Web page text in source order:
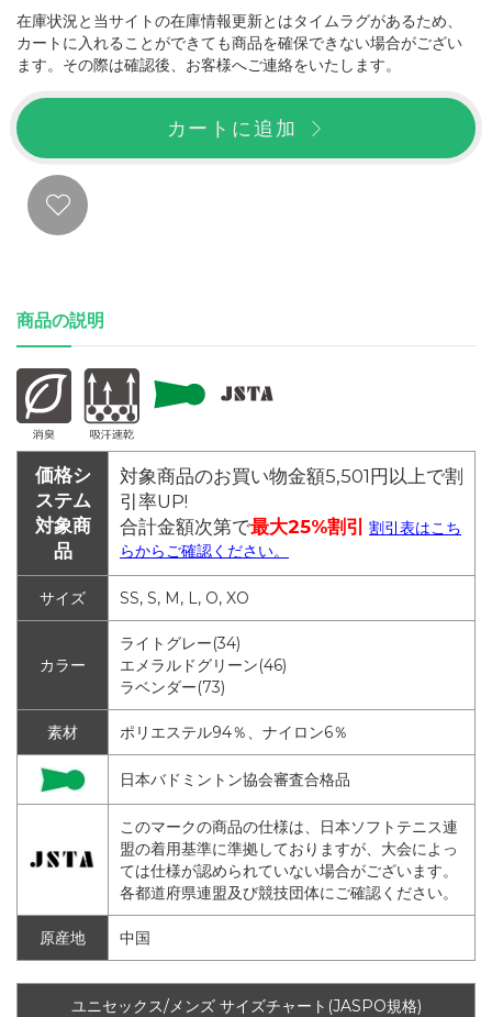
在庫状況と当サイトの在庫情報更新とはタイムラグがあるため、
カートに入れることができても商品を確保できない場合がござい
ます。その際は確認後、お客様へご連絡をいたします。
カートに追加
商品の説明
価格シ
ステム
対象商
品
対象商品のお買い物金額5,501円以上で割
引率UP!
合計金額次第で最大25%割引
割引表はこち
らからご確認ください。
サイズ SS, S, M, L, O, XO
カラー
ライトグレー(34)
エメラルドグリーン(46)
ラベンダー(73)
素材 ポリエステル94％、ナイロン6％
日本バドミントン協会審査合格品
このマークの商品の仕様は、日本ソフトテニス連
盟の着用基準に準拠しておりますが、大会によっ
ては仕様が認められていない場合がございます。
各都道府県連盟及び競技団体にご確認ください。
原産地 中国
ユニセックス/メンズ サイズチャート(JASPO規格)